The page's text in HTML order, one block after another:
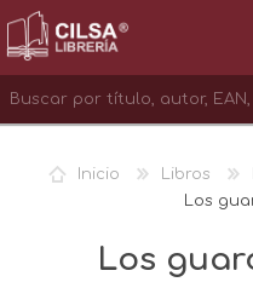
INICIAR SESIÓN
Inicio Libros
Los
Los